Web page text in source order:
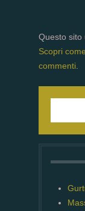
Questo sito
Scopri
commenti